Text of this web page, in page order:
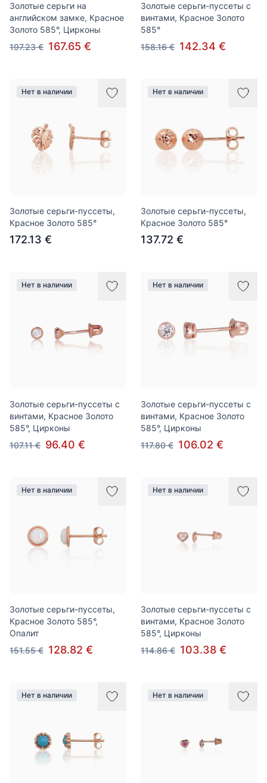
Золотые серьги на
английском замке, Красное
Золото 585°, Цирконы
197.23 € 167.65 €
Золотые серьги-пуссеты с
винтами, Красное Золото
585°
158.16 € 142.34 €
Нет в наличии
Золотые серьги-пуссеты,
Красное Золото 585°
172.13 €
Нет в наличии
Золотые серьги-пуссеты,
Красное Золото 585°
137.72 €
Нет в наличии
Золотые серьги-пуссеты с
винтами, Красное Золото
585°, Цирконы
107.11 € 96.40 €
Нет в наличии
Золотые серьги-пуссеты с
винтами, Красное Золото
585°, Цирконы
117.80 € 106.02 €
Нет в наличии
Золотые серьги-пуссеты,
Красное Золото 585°,
Опалит
151.55 € 128.82 €
Нет в наличии
Золотые серьги-пуссеты с
винтами, Красное Золото
585°, Цирконы
114.86 € 103.38 €
Нет в наличии Нет в наличии